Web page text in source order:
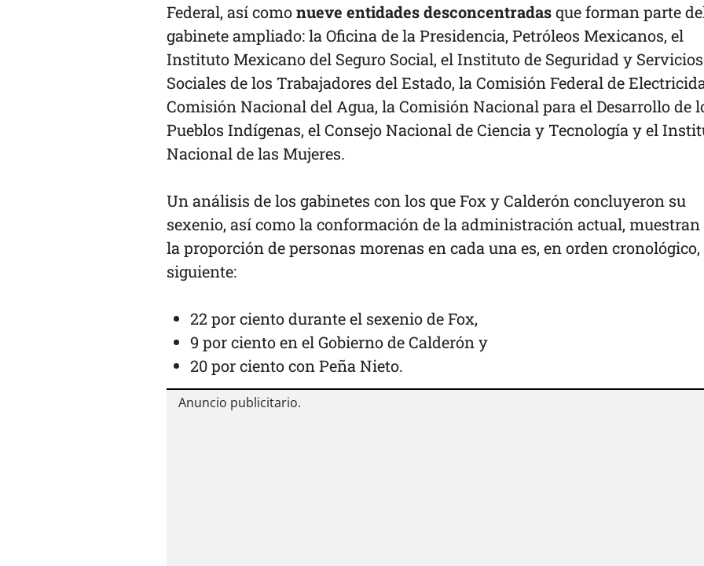
Federal, así comonueve entidades desconcentradasque forman parte
gabinete ampliado: la Oficina de la Presidencia, Petróleos Mexicanos, el
Instituto Mexicano del Seguro Social, el Instituto de Seguridad y Servicios
Sociales de los Trabajadores del Estado, la Comisión Federal de
Comisión Nacional del Agua, la Comisión Nacional para el Desarrollo de
Pueblos Indígenas, el Consejo Nacional de Ciencia y Tecnología y el
Nacional de las Mujeres.
Un análisis de los gabinetes con los que Fox y Calderón concluyeron su
sexenio, así como la conformación de la administración actual, muestran
la proporción de personas morenas en cada una es, en orden
siguiente:
22 por ciento durante el sexenio de Fox,
9 por ciento en el Gobierno de Calderón y
20 por ciento con Peña Nieto.